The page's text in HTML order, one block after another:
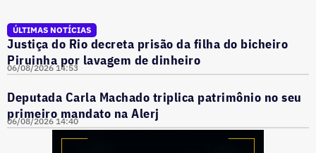
ÚLTIMAS NOTÍCIAS
Justiça do Rio decreta prisão da filha do bicheiro
Piruinha por lavagem de dinheiro
06/08/2026 14:53
Deputada Carla Machado triplica patrimônio no seu
primeiro mandato na Alerj
06/08/2026 14:40